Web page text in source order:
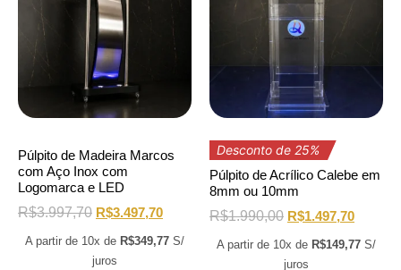
Púlpito de Madeira Marcos
com Aço Inox com
Logomarca e LED
R$3.997,70 R$3.497,70
A partir de 10x de R$349,77 S/
juros
Desconto de 25%
Púlpito de Acrílico Calebe em
8mm ou 10mm
R$1.990,00 R$1.497,70
A partir de 10x de R$149,77 S/
juros